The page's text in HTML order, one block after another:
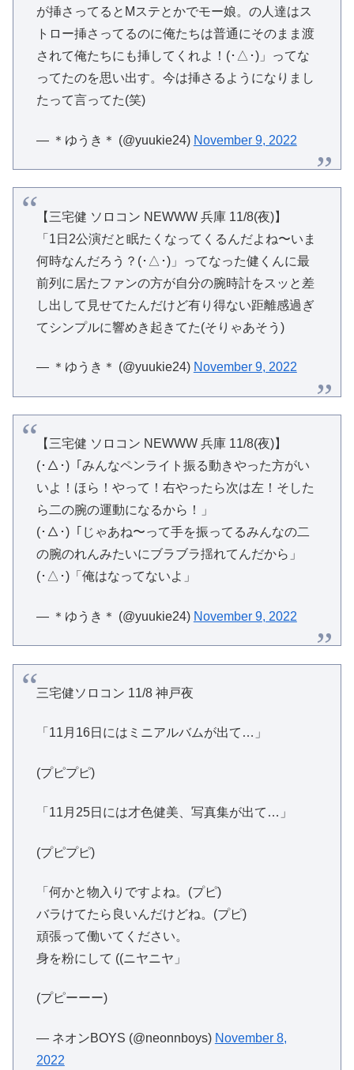
が挿さってるとMステとかでモー娘。の人達はス
トロー挿さってるのに俺たちは普通にそのまま渡
されて俺たちにも挿してくれよ！(･△･)」ってな
ってたのを思い出す。今は挿さるようになりまし
たって言ってた(笑)
— ＊ゆうき＊ (@yuukie24) November 9, 2022
【三宅健 ソロコン NEWWW 兵庫 11/8(夜)】
「1日2公演だと眠たくなってくるんだよね〜いま
何時なんだろう？(･△･)」ってなった健くんに最
前列に居たファンの方が自分の腕時計をスッと差
し出して見せてたんだけど有り得ない距離感過ぎ
てシンプルに響めき起きてた(そりゃあそう)
— ＊ゆうき＊ (@yuukie24) November 9, 2022
【三宅健 ソロコン NEWWW 兵庫 11/8(夜)】
(･△･)「みんなペンライト振る動きやった方がい
いよ！ほら！やって！右やったら次は左！そした
ら二の腕の運動になるから！」
(･△･)「じゃあね〜って手を振ってるみんなの二
の腕のれんみたいにブラブラ揺れてんだから」
(･△･)「俺はなってないよ」
— ＊ゆうき＊ (@yuukie24) November 9, 2022
三宅健ソロコン 11/8 神戸夜
「11月16日にはミニアルバムが出て…」
(プピプピ)
「11月25日には才色健美、写真集が出て…」
(プピプピ)
「何かと物入りですよね。(プピ)
バラけてたら良いんだけどね。(プピ)
頑張って働いてください。
身を粉にして ((ニヤニヤ」
(プピーーー)
— ネオンBOYS (@neonnboys) November 8,
2022